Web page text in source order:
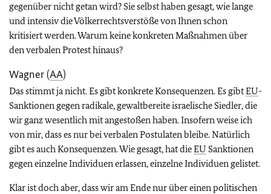
gegenüber nicht getan wird? Sie selbst haben gesagt, wie lange
und intensiv die Völkerrechtsverstöße von Ihnen schon
kritisiert werden. Warum keine konkreten Maßnahmen über
den verbalen Protest hinaus?
Wagner (AA)
Das stimmt ja nicht. Es gibt konkrete Konsequenzen. Es gibtEU-
Sanktionen gegen radikale, gewaltbereite israelische Siedler, die
wir ganz wesentlich mit angestoßen haben. Insofern weise ich
von mir, dass es nur bei verbalen Postulaten bleibe. Natürlich
gibt es auch Konsequenzen. Wie gesagt, hat dieEU Sanktionen
gegen einzelne Individuen erlassen, einzelne Individuen gelistet.
Klar ist doch aber, dass wir am Ende nur über einen politischen